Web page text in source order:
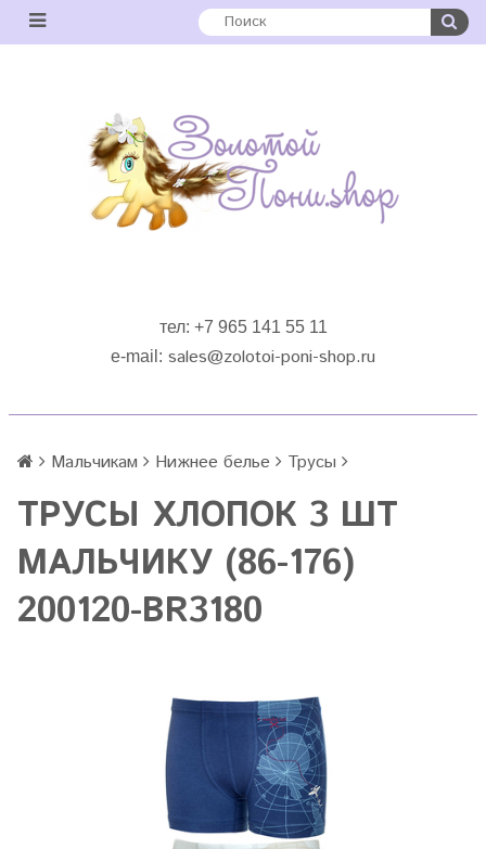
тел: +7 965 141 55 11
e-mail: sales@zolotoi-poni-shop.ru
Мальчикам Нижнее белье Трусы
ТРУСЫ ХЛОПОК 3 ШТ
МАЛЬЧИКУ (86-176)
200120-BR3180